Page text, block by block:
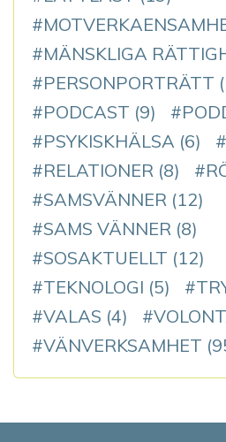
MÄNSKLIGA
PERSONPORTRÄTT
PODCAST (9)
PSYKISKHÄLSA (6)
RELATIONER (8)
SAMSVÄNNER (12)
SAMS VÄNNER (8)
SOSAKTUELLT (12)
TEKNOLOGI (5)
VALAS (4)
VÄNVERKSAMHET